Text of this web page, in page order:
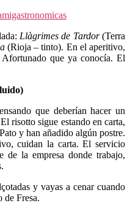
Llàgrimes de Tardor(Terra
(Rioja – tinto). En el aperitivo,
que ya conocía. El
que deberían hacer un
risotto sigue estando en carta,
y han añadido algún postre.
cuidan la carta. El servicio
de la empresa donde trabajo,
y vayas a cenar cuando
de Fresa.